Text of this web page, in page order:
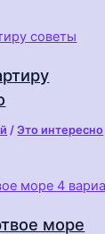
/Это интересно
море